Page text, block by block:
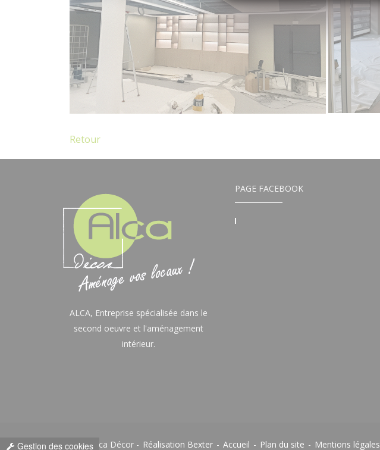
Retour
ALCA, Entreprise spécialisée dans le
second oeuvre et l'aménagement
intérieur.
PAGE FACEBOOK
© 2023 Alca Décor - Réalisation Bexter - Accueil - Plan du site - Mentions légales
Gestion des cookies